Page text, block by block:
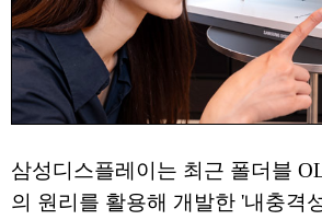
삼성디스플레이는 최근 폴더블
의 원리를 활용해 개발한 '내충격